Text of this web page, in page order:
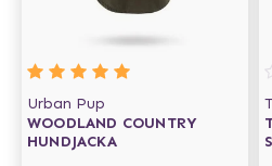
Urban Pup
WOODLAND COUNTRY
HUNDJACKA